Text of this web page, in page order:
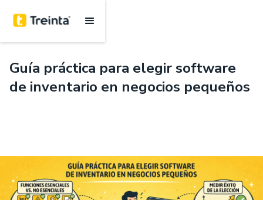
Guía práctica para elegir software
de inventario en negocios pequeños